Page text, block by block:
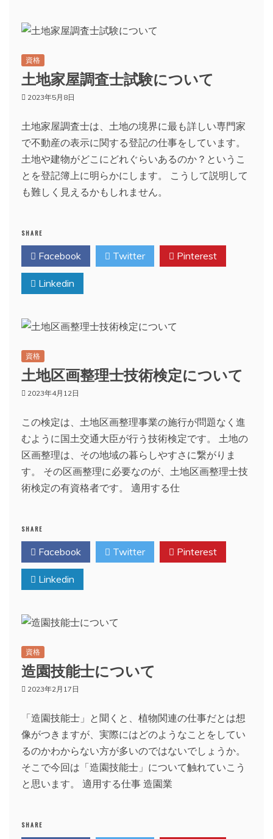
資格
土地家屋調査士試験について
2023年5月8日
土地家屋調査士は、土地の境界に最も詳しい専門家
で不動産の表示に関する登記の仕事をしています。
土地や建物がどこにどれぐらいあるのか？というこ
とを登記簿上に明らかにします。 こうして説明して
も難しく見えるかもしれません。
SHARE
Facebook Twitter Pinterest
Linkedin
資格
土地区画整理士技術検定について
2023年4月12日
この検定は、土地区画整理事業の施行が問題なく進
むように国土交通大臣が行う技術検定です。 土地の
区画整理は、その地域の暮らしやすさに繋がりま
す。 その区画整理に必要なのが、土地区画整理士技
術検定の有資格者です。 適用する仕
SHARE
Facebook Twitter Pinterest
Linkedin
資格
造園技能士について
2023年2月17日
「造園技能士」と聞くと、植物関連の仕事だとは想
像がつきますが、実際にはどのようなことをしてい
るのかわからない方が多いのではないでしょうか。
そこで今回は「造園技能士」について触れていこう
と思います。 適用する仕事 造園業
SHARE